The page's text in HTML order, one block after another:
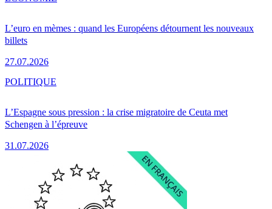
L’euro en mèmes : quand les Européens détournent les nouveaux
billets
27.07.2026
L’Espagne sous pression : la crise migratoire de Ceuta met
Schengen à l’épreuve
31.07.2026
POLITIQUE